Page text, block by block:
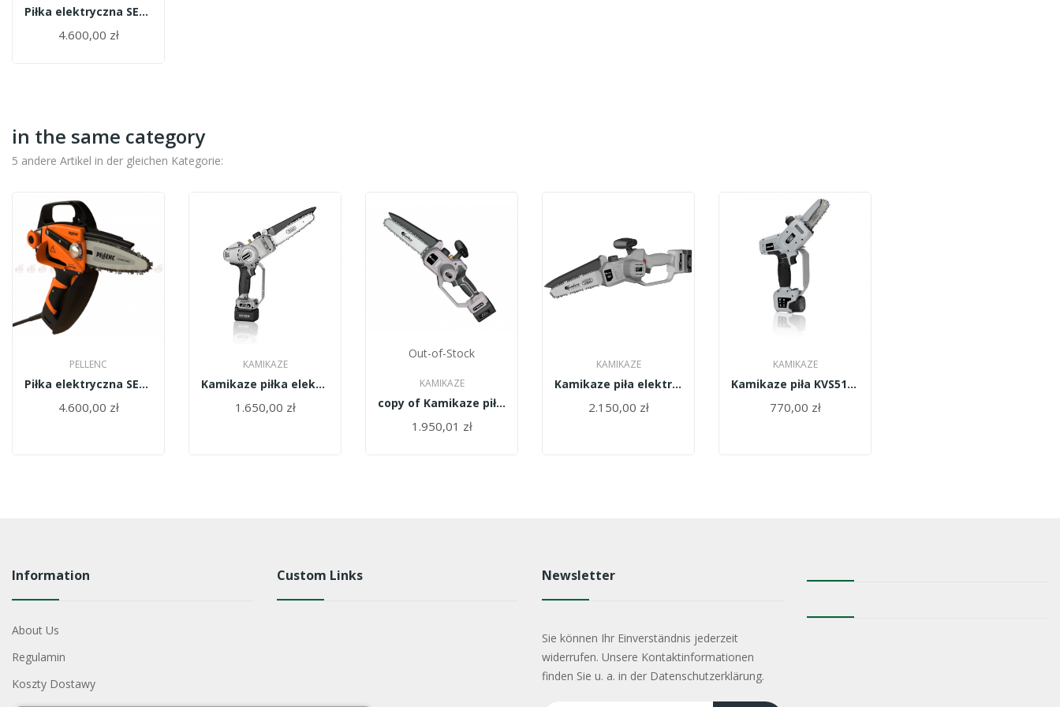
Piłka elektryczna SELION
4.600,00 zł
in the same category
5 andere Artikel in der gleichen Kategorie:
PELLENC
Piłka elektryczna SELION
4.600,00 zł
KAMIKAZE
Kamikaze piłka elektryczna KVS6000
1.650,00 zł
Out-of-Stock
KAMIKAZE
copy of Kamikaze piła KVS5100
1.950,01 zł
KAMIKAZE
Kamikaze piła elektryczna KVS2000
2.150,00 zł
KAMIKAZE
Kamikaze piła KVS5100
770,00 zł
Information
About Us
Regulamin
Koszty Dostawy
Custom Links Newsletter
Sie können Ihr Einverständnis jederzeit
widerrufen. Unsere Kontaktinformationen
finden Sie u. a. in der Datenschutzerklärung.